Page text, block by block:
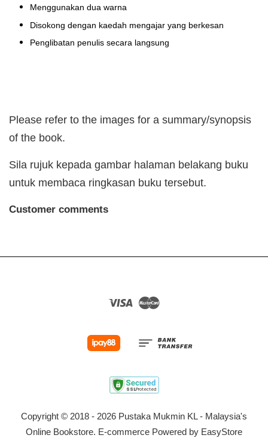
Menggunakan dua warna
Disokong dengan kaedah mengajar yang berkesan
Penglibatan penulis secara langsung
Please refer to the images for a summary/synopsis
of the book.
Sila rujuk kepada gambar halaman belakang buku
untuk membaca ringkasan buku tersebut.
Customer comments
Visa
Copyright © 2018 - 2026 Pustaka Mukmin KL - Malaysia's
Online Bookstore. E-commerce Powered by EasyStore